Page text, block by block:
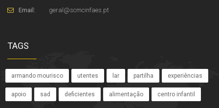
Email: geral @scmcinfaes.pt
TAGS
armando mourisco utentes lar partilha experiências
apoio sad deficientes alimentação centro infantil